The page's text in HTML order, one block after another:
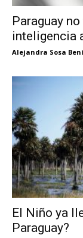
Paraguay
inteligencia
Alejandra Sosa
El Niño ya
Paraguay?